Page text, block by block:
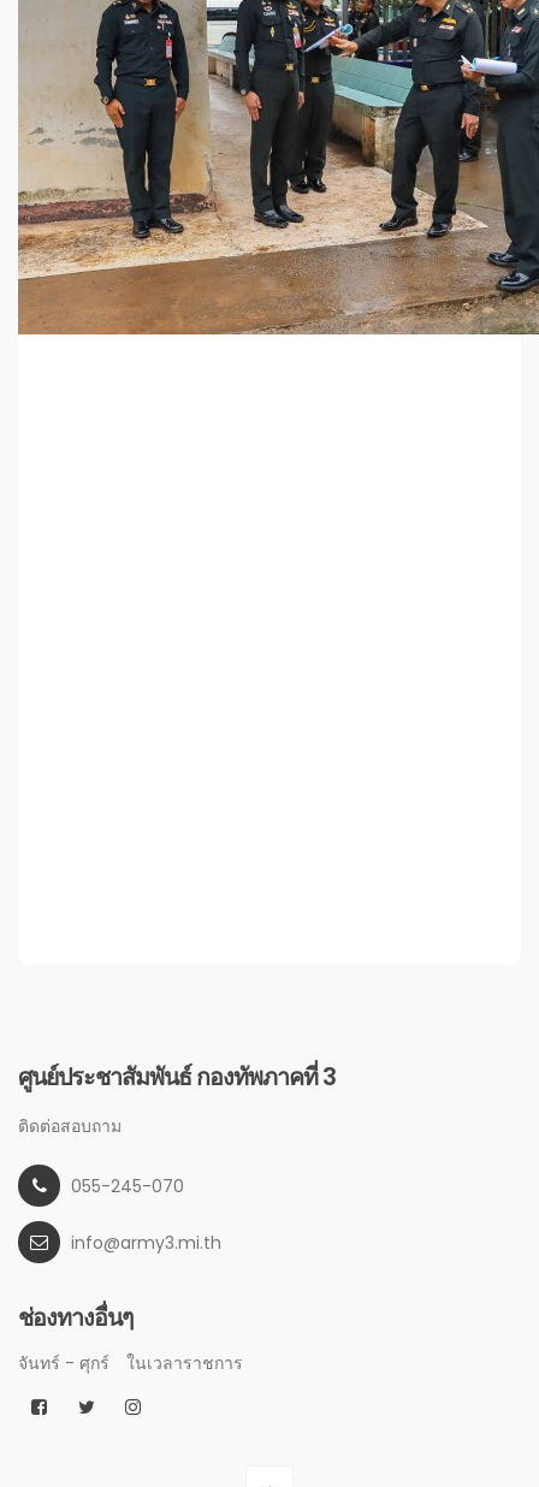
ศูนย์ประชาสัมพันธ์ กองทัพภาคที่ 3
ติดต่อสอบถาม
055-245-070
info@army3.mi.th
ช่องทางอื่นๆ
จันทร์ - ศุกร์ ในเวลาราชการ